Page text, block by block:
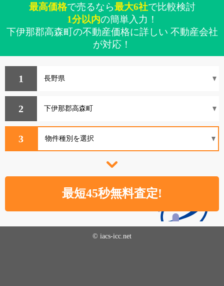
最高価格で売るなら最大6社で比較検討
1分以内の簡単入力！
下伊那郡高森町の不動産価格に詳しい 不動産会社
が対応！
1
2
3
© iacs-icc.net